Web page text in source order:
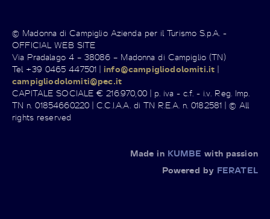
© Madonna di Campiglio Azienda per il Turismo S.p.A. -
OFFICIAL WEB SITE
Via Pradalago 4 – 38086 – Madonna di Campiglio (TN)
Tel +39 0465 447501 |info@campigliodolomiti.it |
campigliodolomiti@pec.it
CAPITALE SOCIALE € 216.970,00 | p. iva - c.f. - i.v. Reg. Imp.
TN n. 01854660220 | C.C.I.A.A. di TN R.E.A. n. 0182581 | © All
rights reserved
Made in KUMBE with passion
Powered by FERATEL